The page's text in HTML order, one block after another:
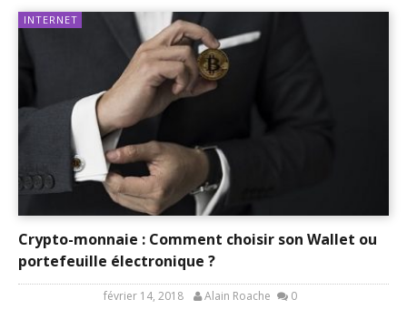
INTERNET
Crypto-monnaie : Comment choisir son Wallet ou
portefeuille électronique ?
février 14, 2018 Alain Roache 0